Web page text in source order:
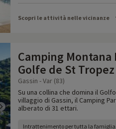
Scopri le attività nelle vicinanze
Camping Montana
Golfe de St Tropez
Gassin - Var (83)
Su una collina che domina il
villaggio di Gassin, il Camping
alberato di 31 ettari.
Intrattenimento per tutta la famiglia